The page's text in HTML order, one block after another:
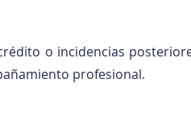
o incidencias
profesional.